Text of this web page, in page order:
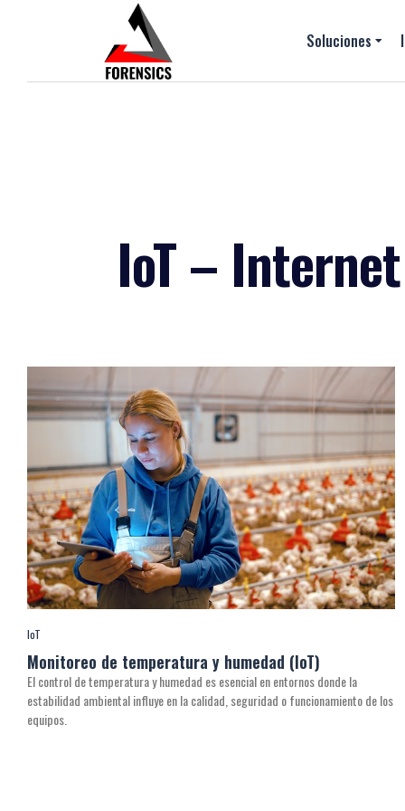
Soluciones
IoT –
IoT
Monitoreo de temperatura y humedad (IoT)
El control de temperatura y humedad es esencial en entornos donde la
estabilidad ambiental influye en la calidad, seguridad o funcionamiento de los
equipos.